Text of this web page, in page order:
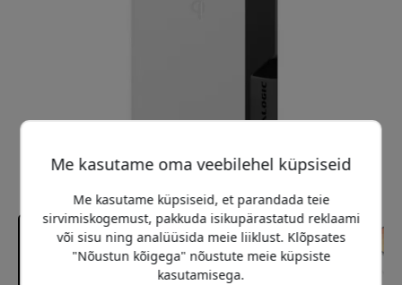
Me kasutame oma veebilehel küpsiseid
Me kasutame küpsiseid, et parandada teie
sirvimiskogemust, pakkuda isikupärastatud reklaami
või sisu ning analüüsida meie liiklust. Klõpsates
"Nõustun kõigega" nõustute meie küpsiste
kasutamisega.